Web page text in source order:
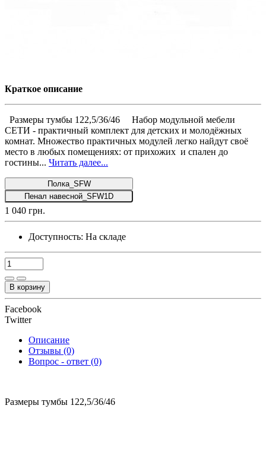
Краткое описание
Размеры тумбы 122,5/36/46 Набор модульной мебели
СЕТИ - практичный комплект для детских и молодёжных
комнат. Множество практичных модулей легко найдут своё
место в любых помещениях: от прихожих и спален до
гостины... Читать далее...
Полка_SFW
Пенал навесной_SFW1D
1 040 грн.
Доступность: На складе
В корзину
Facebook
Twitter
Описание
Отзывы (0)
Вопрос - ответ (0)
Размеры тумбы 122,5/36/46